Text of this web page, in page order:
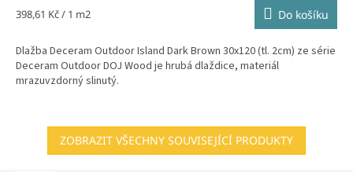
Měrná
398,61 Kč / 1 m2 Do košíku
Dlažba Deceram Outdoor Island Dark Brown 30x120 (tl. 2cm) ze série
Deceram Outdoor DOJ Wood je hrubá dlaždice, materiál
mrazuvzdorný slinutý.
ZOBRAZIT VŠECHNY SOUVISEJÍCÍ PRODUKTY